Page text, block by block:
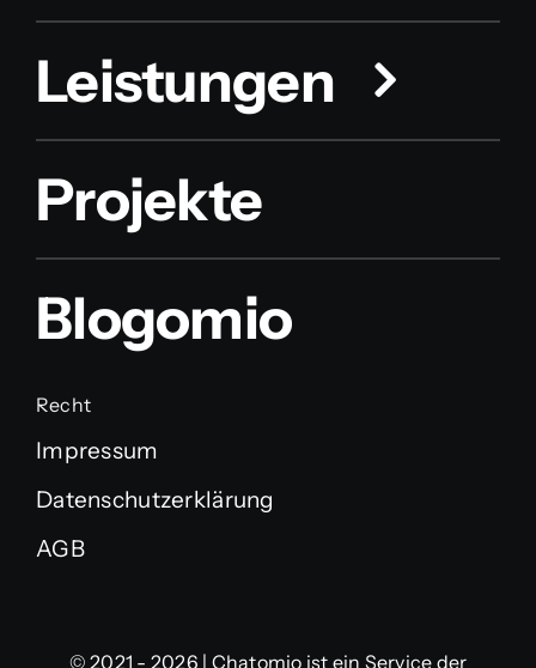
Leistungen
Projekte
Blogomio
Recht
Impressum
Datenschutzerklärung
AGB
© 2021 - 2026 | Chatomio ist ein Service der